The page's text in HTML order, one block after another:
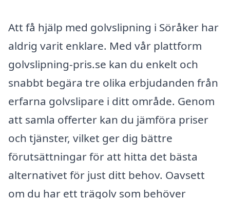
Att få hjälp med golvslipning i Söråker har
aldrig varit enklare. Med vår plattform
golvslipning-pris.se kan du enkelt och
snabbt begära tre olika erbjudanden från
erfarna golvslipare i ditt område. Genom
att samla offerter kan du jämföra priser
och tjänster, vilket ger dig bättre
förutsättningar för att hitta det bästa
alternativet för just ditt behov. Oavsett
om du har ett trägolv som behöver